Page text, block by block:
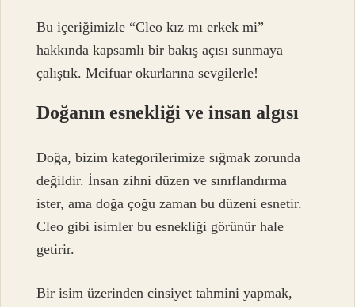
Bu içeriğimizle “Cleo kız mı erkek mi”
hakkında kapsamlı bir bakış açısı sunmaya
çalıştık. Mcifuar okurlarına sevgilerle!
Doğanın esnekliği ve insan algısı
Doğa, bizim kategorilerimize sığmak zorunda
değildir. İnsan zihni düzen ve sınıflandırma
ister, ama doğa çoğu zaman bu düzeni esnetir.
Cleo gibi isimler bu esnekliği görünür hale
getirir.
Bir isim üzerinden cinsiyet tahmini yapmak,